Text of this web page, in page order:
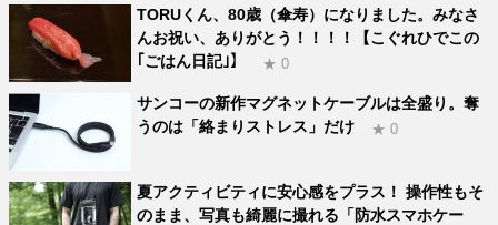
TORUくん、80歳（傘寿）になりました。みなさ
んお祝い、ありがとう！！！！【こぐれひでこの
｢ごはん日記｣】
★ 0
サンコーの新作マグネットケーブルは全盛り。奪
うのは「絡まりストレス」だけ
★ 0
夏アクティビティに安心感をプラス！ 操作性もそ
のまま、写真も綺麗に撮れる「防水スマホケー